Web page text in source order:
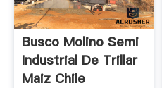
Busco Molino Semi
Industrial De Trillar
Maiz Chile